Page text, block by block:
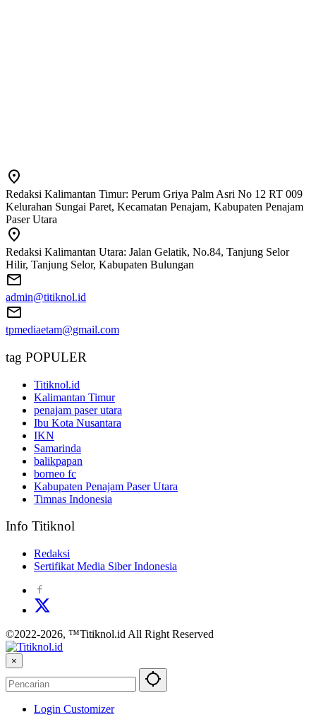
Redaksi Kalimantan Timur: Perum Griya Palm Asri No 12 RT 009
Kelurahan Sungai Paret, Kecamatan Penajam, Kabupaten Penajam
Paser Utara
Redaksi Kalimantan Utara: Jalan Gelatik, No.84, Tanjung Selor
Hilir, Tanjung Selor, Kabupaten Bulungan
admin@titiknol.id
tpmediaetam@gmail.com
tag POPULER
Titiknol.id
Kalimantan Timur
penajam paser utara
Ibu Kota Nusantara
IKN
Samarinda
balikpapan
borneo fc
Kabupaten Penajam Paser Utara
Timnas Indonesia
Info Titiknol
Redaksi
Sertifikat Media Siber Indonesia
©2022-2026, ™Titiknol.id All Right Reserved
×
Login Customizer